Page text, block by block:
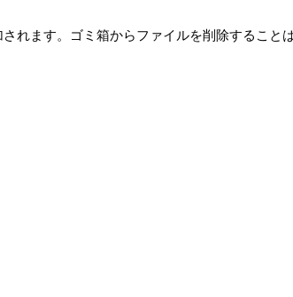
れます。ゴミ箱からファイルを削除することは